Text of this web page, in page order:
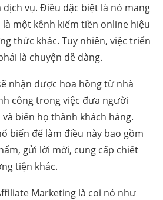
vụ. Điều đặc biệt là nó mang
một kênh kiếm tiền online hiệu
thức khác. Tuy nhiên, việc triển
là chuyện dễ dàng.
nhận được hoa hồng từ nhà
công trong việc đưa người
biến họ thành khách hàng.
biến để làm điều này bao gồm
gửi lời mời, cung cấp chiết
tiện khác.
Marketing là coi nó như